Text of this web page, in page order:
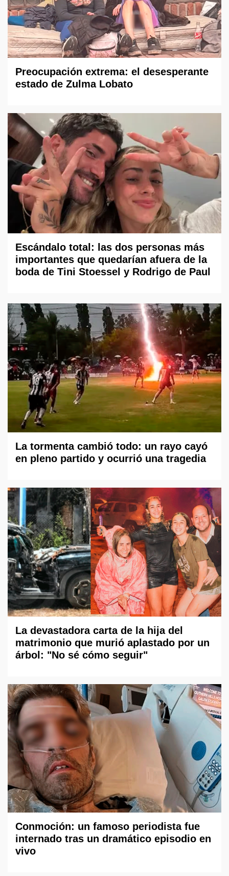
Preocupación extrema: el desesperante
estado de Zulma Lobato
Escándalo total: las dos personas más
importantes que quedarían afuera de la
boda de Tini Stoessel y Rodrigo de Paul
La tormenta cambió todo: un rayo cayó
en pleno partido y ocurrió una tragedia
La devastadora carta de la hija del
matrimonio que murió aplastado por un
árbol: "No sé cómo seguir"
Conmoción: un famoso periodista fue
internado tras un dramático episodio en
vivo